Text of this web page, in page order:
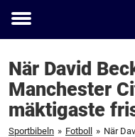
Toggle
När David
Manchester
mäktigaste
Sportbibeln » Fotboll »